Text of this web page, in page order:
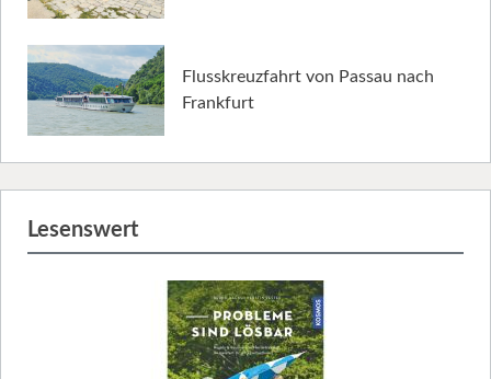
Flusskreuzfahrt von Passau nach
Frankfurt
Lesenswert